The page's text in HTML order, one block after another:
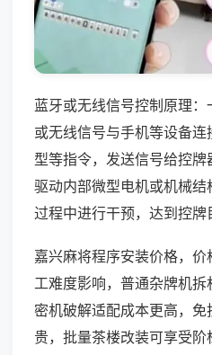
蓝牙或无线信号控制原理
或无线信号与手机等设备
型等指令，发送信号给控
驱动内部微型电机或机械
过程中进行干预，达到控牌
嘉兴麻将程序安装价格，
工难度影响，普通杂牌机
密机破解适配成本更高，
贵，批量茶楼改装可享受阶